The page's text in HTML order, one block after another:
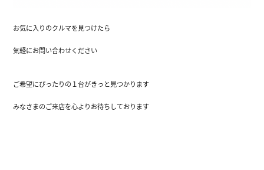
お気に入りのクルマを見つけたら
気軽にお問い合わせください
ご希望にぴったりの１台がきっと見つかります
みなさまのご来店を心よりお待ちしております